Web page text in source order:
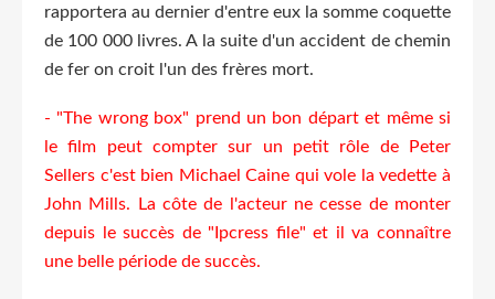
rapportera au dernier d'entre eux la somme coquette
de 100 000 livres. A la suite d'un accident de chemin
de fer on croit l'un des frères mort.
- "The wrong box" prend un bon départ et même si
le film peut compter sur un petit rôle de Peter
Sellers c'est bien Michael Caine qui vole la vedette à
John Mills. La côte de l'acteur ne cesse de monter
depuis le succès de "Ipcress file" et il va connaître
une belle période de succès.